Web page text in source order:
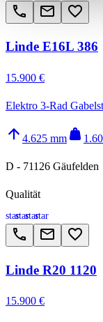
call email favorite_border
Linde E16L 386
15.900 €
Elektro 3-Rad
arrow_upward 4.625 mm weight
D - 71126 Gäufelden
Qualität
starstarstarstar
call email favorite_border
Linde R20 1120
15.900 €